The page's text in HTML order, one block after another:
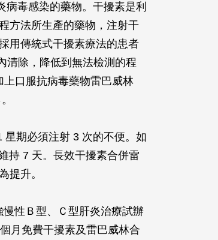
毒感染的藥物。干擾素是利
方法所生產的藥物，注射干
用傳統式干擾素療法的患者
清除，降低到無法檢測的程
口服抗病毒藥物雷巴威林
期必須注射 3 次的不便。如
持 7 天。長效干擾素合併雷
提升。
性Ｂ型、Ｃ型肝炎治療試辦
月免費干擾素及雷巴威林合